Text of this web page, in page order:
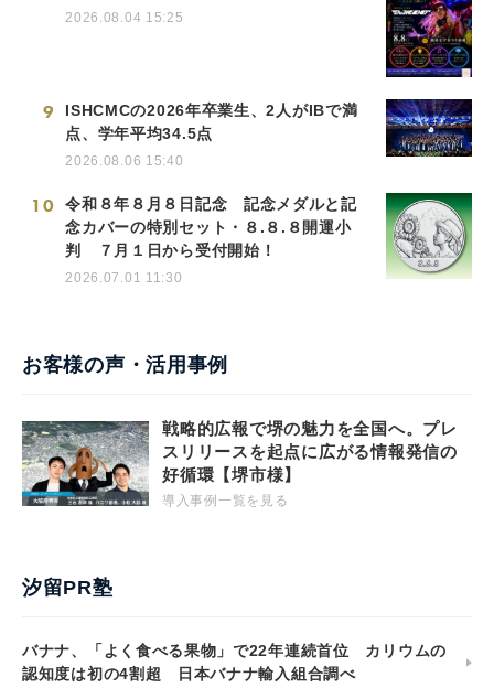
2026.08.04 15:25
9
ISHCMCの2026年卒業生、2人がIBで満
点、学年平均34.5点
2026.08.06 15:40
10
令和８年８月８日記念 記念メダルと記
念カバーの特別セット・８.８.８開運小
判 ７月１日から受付開始！
2026.07.01 11:30
お客様の声・活用事例
戦略的広報で堺の魅力を全国へ。プレ
スリリースを起点に広がる情報発信の
好循環【堺市様】
導入事例一覧を見る
汐留PR塾
バナナ、「よく食べる果物」で22年連続首位 カリウムの
認知度は初の4割超 日本バナナ輸入組合調べ